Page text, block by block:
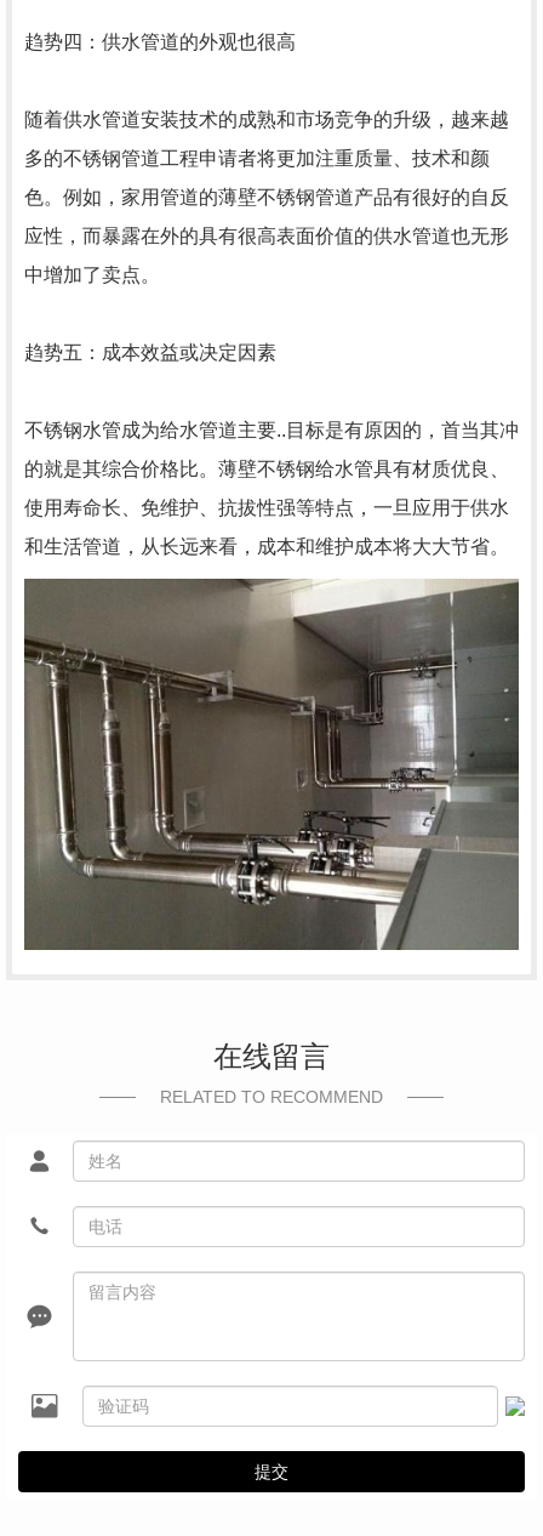
趋势四：供水管道的外观也很高
随着供水管道安装技术的成熟和市场竞争的升级，越来越
多的不锈钢管道工程申请者将更加注重质量、技术和颜
色。例如，家用管道的薄壁不锈钢管道产品有很好的自反
应性，而暴露在外的具有很高表面价值的供水管道也无形
中增加了卖点。
趋势五：成本效益或决定因素
不锈钢水管成为给水管道主要..目标是有原因的，首当其冲
的就是其综合价格比。薄壁不锈钢给水管具有材质优良、
使用寿命长、免维护、抗拔性强等特点，一旦应用于供水
和生活管道，从长远来看，成本和维护成本将大大节省。
在线留言
RELATED TO RECOMMEND
提交